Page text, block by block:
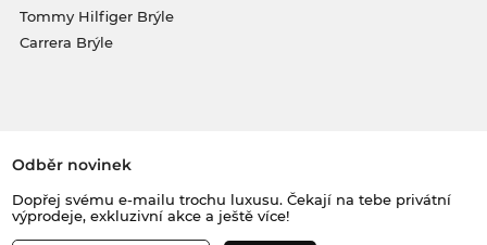
Tommy Hilfiger Brýle
Carrera Brýle
Odběr novinek
Dopřej svému e-mailu trochu luxusu. Čekají na tebe privátní
výprodeje, exkluzivní akce a ještě více!